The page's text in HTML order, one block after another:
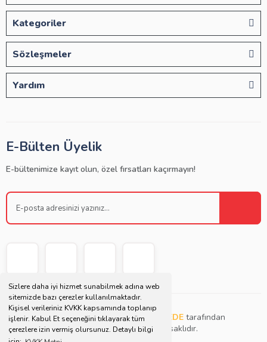
Sizlere daha iyi hizmet sunabilmek adına web
sitemizde bazı çerezler kullanılmaktadır.
Kişisel verileriniz KVKK kapsamında toplanıp
işlenir. Kabul Et seçeneğini tıklayarak tüm
çerezlere izin vermiş olursunuz. Detaylı bilgi
Kategoriler
Sözleşmeler
Yardım
E-Bülten Üyelik
E-bültenimize kayıt olun, özel fırsatları kaçırmayın!
Copyright © 2021 | Bu websitesiMüjdat DEDE tarafından
tasarlanmış ve düzenlenmiştir. Tüm hakları saklıdır.